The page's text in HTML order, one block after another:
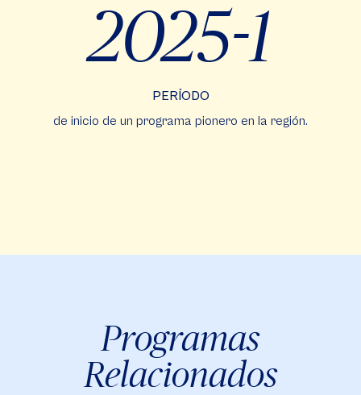
2025-1
PERÍODO
de inicio de un programa pionero en la región.
Programas
Relacionados